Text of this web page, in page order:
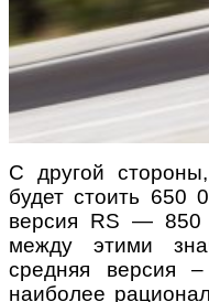
С другой
будет стоить 650
версия RS — 850
между этими
средняя версия
наиболее